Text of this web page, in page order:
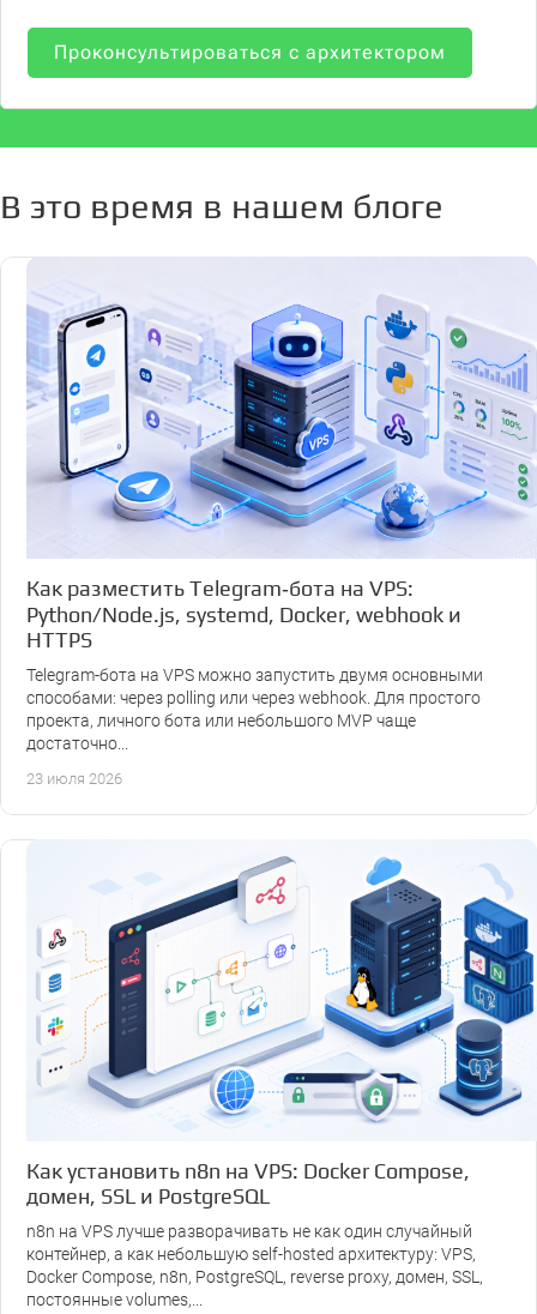
Проконсультироваться с архитектором
В это время в нашем блоге
Как разместить Telegram‑бота на VPS:
Python/Node.js, systemd, Docker, webhook и
HTTPS
Telegram-бота на VPS можно запустить двумя основными
способами: через polling или через webhook. Для простого
проекта, личного бота или небольшого MVP чаще
достаточно...
23 июля 2026
Как установить n8n на VPS: Docker Compose,
домен, SSL и PostgreSQL
n8n на VPS лучше разворачивать не как один случайный
контейнер, а как небольшую self-hosted архитектуру: VPS,
Docker Compose, n8n, PostgreSQL, reverse proxy, домен, SSL,
постоянные volumes,...